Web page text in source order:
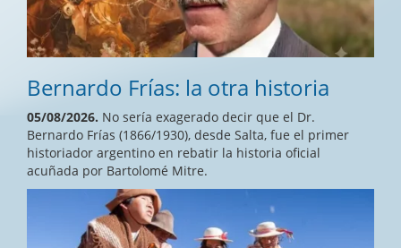
Bernardo Frías: la otra historia
05/08/2026. No sería exagerado decir que el Dr.
Bernardo Frías (1866/1930), desde Salta, fue el primer
historiador argentino en rebatir la historia oficial
acuñada por Bartolomé Mitre.